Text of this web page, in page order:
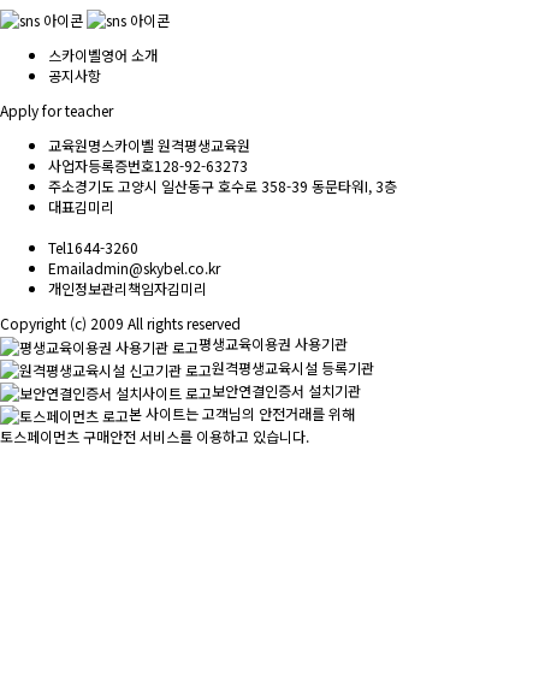
스카이벨영어 소개
공지사항
Apply for teacher
교육원명스카이벨 원격평생교육원
사업자등록증번호128-92-63273
주소경기도 고양시 일산동구 호수로 358-39 동문타워I, 3층
대표김미리
Tel1644-3260
Emailadmin@skybel.co.kr
개인정보관리책임자김미리
Copyright (c) 2009 All rights reserved
평생교육이용권 사용기관
원격평생교육시설 등록기관
보안연결인증서 설치기관
본 사이트는 고객님의 안전거래를 위해
토스페이먼츠 구매안전 서비스를 이용하고 있습니다.